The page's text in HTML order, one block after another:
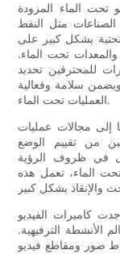
تحت الماء المزودة
الصناعات مثل النفط
بشكل كبير على
تحت الماء.
للمحترفين تحديد
سلامة وفعالية
العمليات تحت الماء.
إلى مجالات عمليات
من تقييم الوضع
في ظروف الرؤية
الماء، تعمل هذه
كاميرات الفيديو
الأنشطة الترفيهية.
صور ومقاطع فيديو